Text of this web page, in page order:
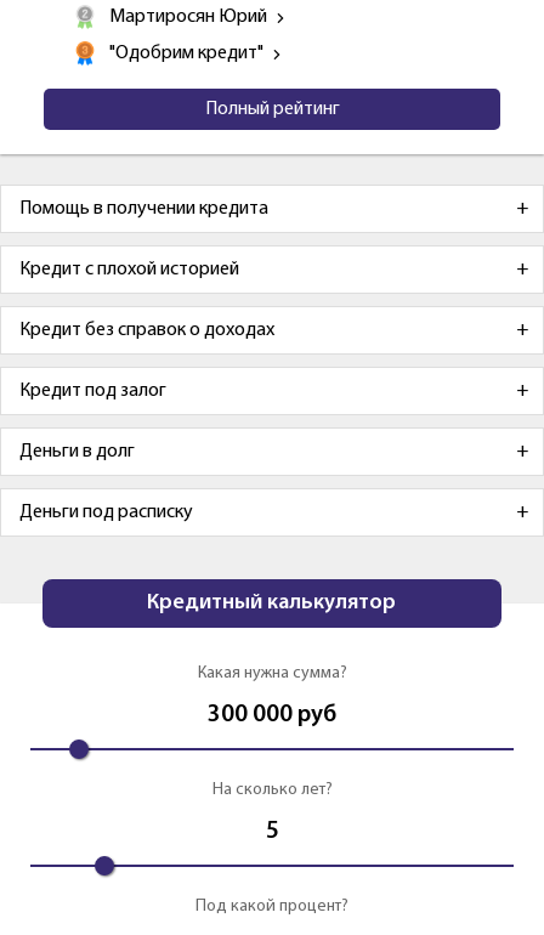
Мартиросян Юрий
"Одобрим кредит"
Полный рейтинг
Помощь в получении кредита
Кредит с плохой историей
Кредит без справок о доходах
Кредит под залог
Деньги в долг
Деньги под расписку
Кредитный калькулятор
Какая нужна сумма?
300 000 руб
На сколько лет?
5
Под какой процент?